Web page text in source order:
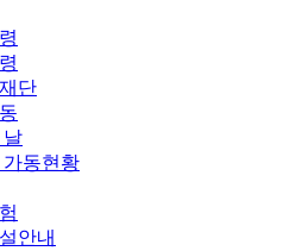
단
날
동현황
안내